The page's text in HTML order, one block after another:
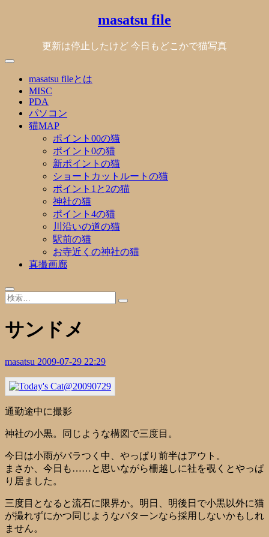
masatsu file
更新は停止したけど 今日もどこかで猫写真
masatsu fileとは
MISC
PDA
パソコン
猫MAP
ポイント00の猫
ポイント0の猫
新ポイントの猫
ショートカットルートの猫
ポイント1と2の猫
神社の猫
ポイント4の猫
川沿いの道の猫
駅前の猫
お寺近くの神社の猫
真撮画廊
サンドメ
masatsu 2009-07-29 22:29
通勤途中に撮影
神社の小黒。同じような構図で三度目。
今日は小雨がパラつく中、やっぱり前半はアウト。
まさか、今日も……と思いながら柵越しに社を覗くとやっぱ
り居ました。
三度目となると流石に限界か。明日、明後日で小黒以外に猫
が撮れずにかつ同じようなパターンなら採用しないかもしれ
ません。